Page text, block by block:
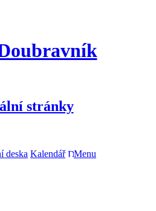
stránky
deska Kalendář Menu